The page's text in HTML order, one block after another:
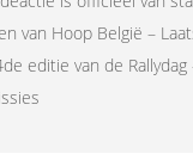
van Hoop België –
editie van de